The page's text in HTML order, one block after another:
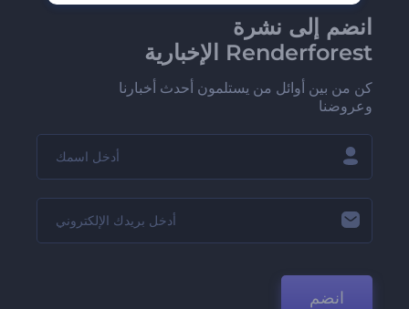
انضم إلى نشرة
Renderforest الإخبارية
كن من بين أوائل من يستلمون أحدث أخبارنا
وعروضنا
انضم